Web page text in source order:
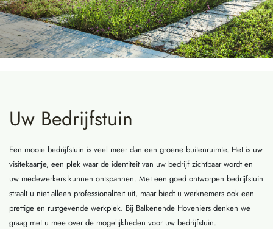
Uw Bedrijfstuin
Een mooie bedrijfstuin is veel meer dan een groene buitenruimte. Het is uw
visitekaartje, een plek waar de identiteit van uw bedrijf zichtbaar wordt en
uw medewerkers kunnen ontspannen. Met een goed ontworpen bedrijfstuin
straalt u niet alleen professionaliteit uit, maar biedt u werknemers ook een
prettige en rustgevende werkplek. Bij Balkenende Hoveniers denken we
graag met u mee over de mogelijkheden voor uw bedrijfstuin.